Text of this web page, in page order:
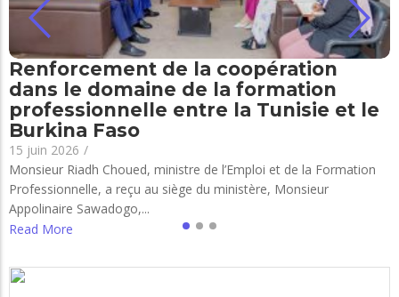
Renforcement de la coopération
dans le domaine de la formation
professionnelle entre la Tunisie et le
Burkina Faso
15 juin 2026 /
Monsieur Riadh Choued, ministre de l’Emploi et de la Formation
Professionnelle, a reçu au siège du ministère, Monsieur
Appolinaire Sawadogo,...
Read More